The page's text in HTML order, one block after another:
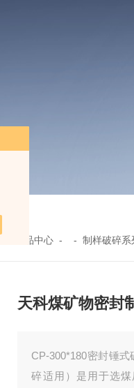
产品中心 - -制样破碎系
天科煤矿物密封
CP-300*180密封锤
碎适用）是用于选